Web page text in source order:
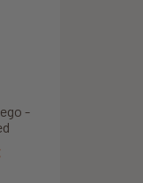
-